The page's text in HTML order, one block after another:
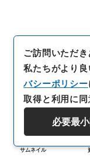
サムネイル
ご訪問いただき
私たちがより良
バシーポリシー
取得と利用に同
必要最